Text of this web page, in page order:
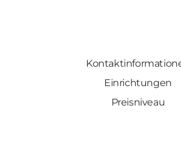
Einrichtungen
Preisniveau